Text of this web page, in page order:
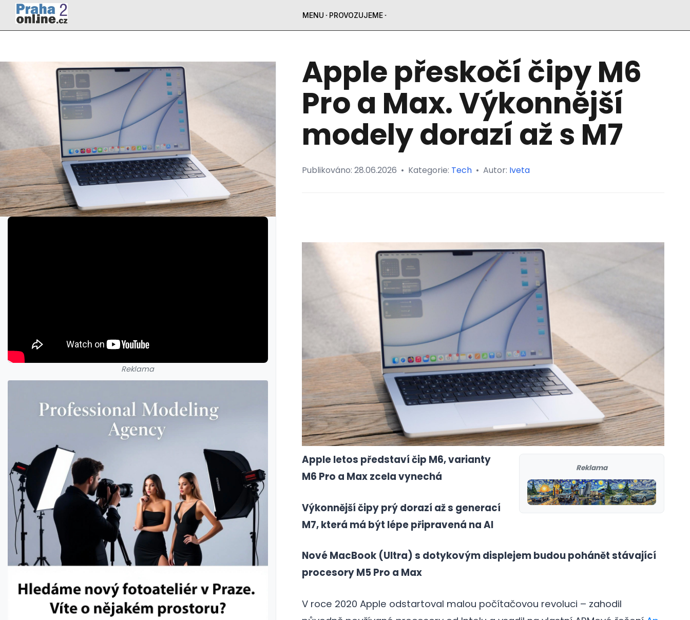
MENU PROVOZUJEME
Reklama
Apple přeskočí čipy M6
Pro a Max. Výkonnější
modely dorazí až s M7
Publikováno: 28.06.2026 • Kategorie: Tech • Autor: Iveta
Apple letos představí čip M6, varianty
Reklama
M6 Pro a Max zcela vynechá
Výkonnější čipy prý dorazí až s generací
M7, která má být lépe připravená na AI
Nové MacBook (Ultra) s dotykovým displejem budou pohánět stávající
procesory M5 Pro a Max
V roce 2020 Apple odstartoval malou počítačovou revoluci – zahodil